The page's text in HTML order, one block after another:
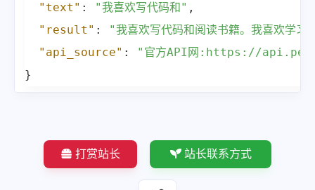
"text" : "我喜欢写代码和" ,
"result" :
"我喜欢写代码和阅读书籍。我喜欢学习
"api_source" :
"官方API网:https://
}
打赏站长 站长联系方式